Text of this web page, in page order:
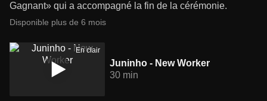
Gagnant» qui a accompagné la fin de la cérémonie.
Disponible plus de 6 mois
En clair
Juninho - New Worker
30 min